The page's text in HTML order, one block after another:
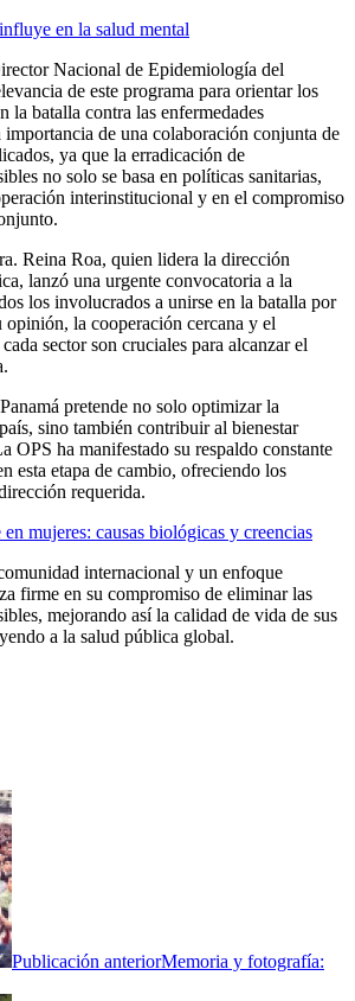
en la salud mental
Nacional de Epidemiología del
de este programa para orientar los
la batalla contra las enfermedades
de una colaboración conjunta de
ya que la erradicación de
no solo se basa en políticas sanitarias,
interinstitucional y en el compromiso
Reina Roa, quien lidera la dirección
lanzó una urgente convocatoria a la
los involucrados a unirse en la batalla por
la cooperación cercana y el
sector son cruciales para alcanzar el
pretende no solo optimizar la
sino también contribuir al bienestar
OPS ha manifestado su respaldo constante
esta etapa de cambio, ofreciendo los
requerida.
mujeres: causas biológicas y creencias
internacional y un enfoque
firme en su compromiso de eliminar las
mejorando así la calidad de vida de sus
a la salud pública global.
Publicación anteriorMemoria y fotografía: